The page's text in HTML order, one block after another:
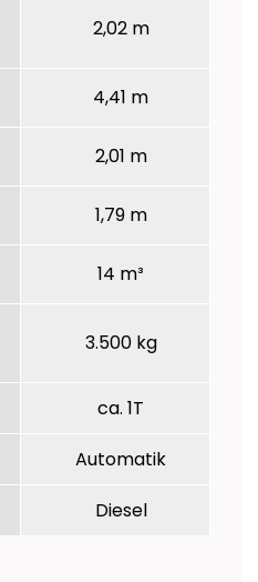
2,02 m
4,41 m
2,01 m
1,79 m
14 m³
3.500 kg
ca. 1T
Automatik
Diesel